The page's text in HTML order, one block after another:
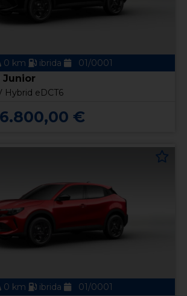
0 km ibrida 01/0001
Junior
Hybrid eDCT6
€
0 km ibrida 01/0001